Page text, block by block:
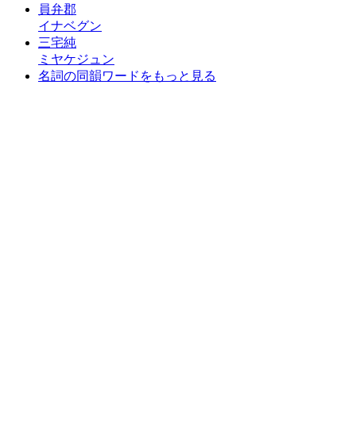
員弁郡
イナベグン
三宅純
ミヤケジュン
名詞の同韻ワードをもっと見る